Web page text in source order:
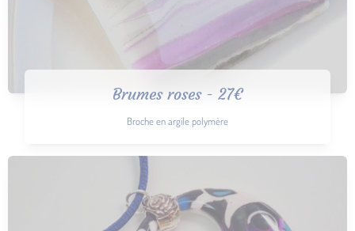
Brumes roses - 27€
Broche en argile polymère